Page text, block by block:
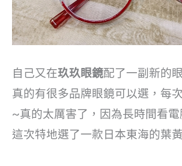
自己又在玖玖眼鏡配了一副新的
真的有很多品牌眼鏡可以選，每
~真的太厲害了，因為長時間看
這次特地選了一款日本東海的葉